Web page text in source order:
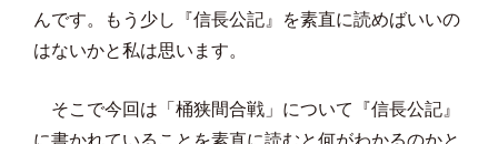
んです。もう少し『信長公記』を素直に読めばいいの
はないかと私は思います。
そこで今回は「桶狭間合戦」について『信長公記』
に書かれていることを素直に読むと何がわかるのかと